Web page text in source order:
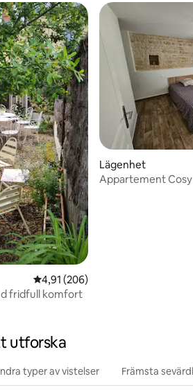
4,91 av 5 i genomsnittligt betyg,
4,91 (206)
fridfull komfort
Lägenhet
Appartement Cosy
utforska
typer av vistelser Främsta